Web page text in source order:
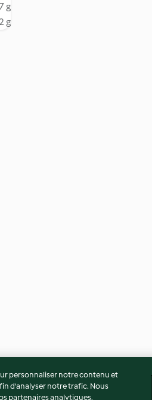
g
g
personnaliser notre contenu et
d’analyser notre trafic. Nous
partenaires analytiques,